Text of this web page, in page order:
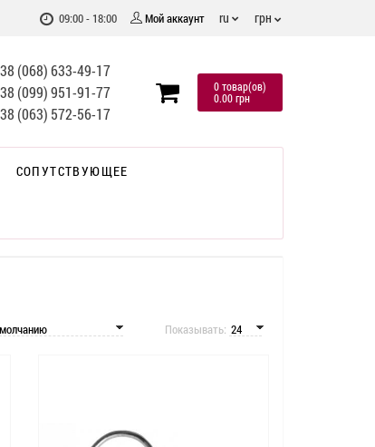
09:00 - 18:00 Мой аккаунт ru грн
(068) 633-49-17
(099) 951-91-77
(063) 572-56-17
0 товар(ов)
0.00 грн
СОПУТСТВУЮЩЕЕ
Показывать: